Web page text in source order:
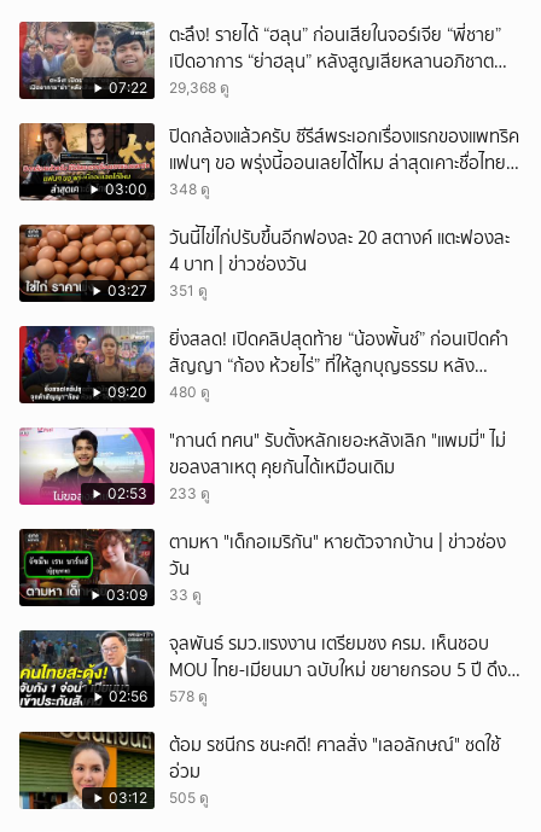
07:22
ตะลึง! รายได้ “ฮลุน” ก่อนเสียในจอร์เจีย “พี่ชาย”
เปิดอาการ “ย่าฮลุน” หลังสูญเสียหลานอภิชาต
บุตร!
29,368 ดู
03:00
ปิดกล้องแล้วครับ ซีรีส์พระเอกเรื่องแรกของแพทริค
แฟนๆ ขอ พรุ่งนี้ออนเลยได้ไหม ล่าสุดเคาะชื่อไทย
แล้ว
348 ดู
03:27
วันนี้ไข่ไก่ปรับขึ้นอีกฟองละ 20 สตางค์ แตะฟองละ
4 บาท | ข่าวช่องวัน
351 ดู
09:20
ยิ่งสลด! เปิดคลิปสุดท้าย “น้องพั้นช์” ก่อนเปิดคำ
สัญญา “ก้อง ห้วยไร่” ที่ให้ลูกบุญธรรม หลัง
ลาโลก!
480 ดู
02:53
"กานต์ ทศน" รับตั้งหลักเยอะหลังเลิก "แพมมี่" ไม่
ขอลงสาเหตุ คุยกันได้เหมือนเดิม
233 ดู
03:09
ตามหา "เด็กอเมริกัน" หายตัวจากบ้าน | ข่าวช่อง
วัน
33 ดู
02:56
จุลพันธ์ รมว.แรงงาน เตรียมชง ครม. เห็นชอบ
MOU ไทย-เมียนมา ฉบับใหม่ ขยายกรอบ 5 ปี ดึง
แรงงานเข้าระบบ
578 ดู
03:12
ต้อม รชนีกร ชนะคดี! ศาลสั่ง "เลอลักษณ์" ชดใช้
อ่วม
505 ดู